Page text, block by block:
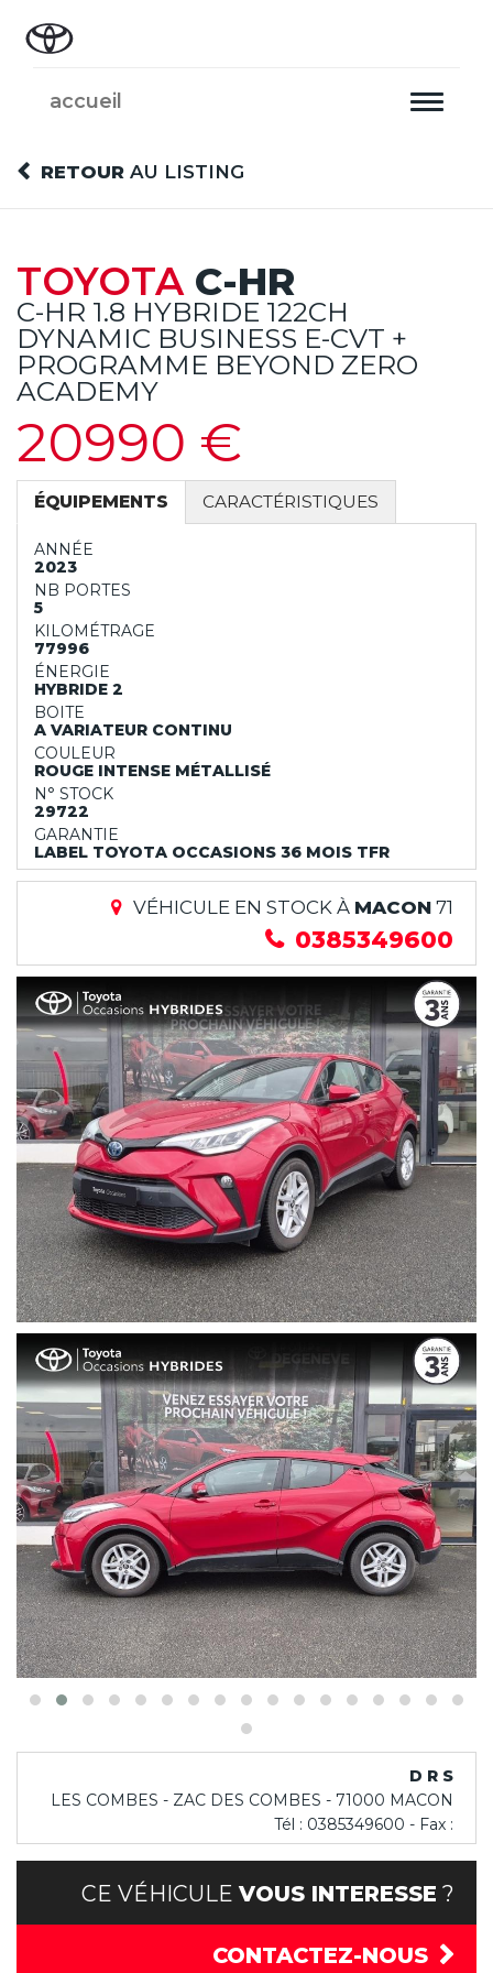
Toggle
accueil
RETOUR AU LISTING
TOYOTAC-HR
C-HR 1.8 HYBRIDE 122CH
DYNAMIC BUSINESS E-CVT +
PROGRAMME BEYOND ZERO
ACADEMY
20990 €
ÉQUIPEMENTS CARACTÉRISTIQUES
ANNÉE
2023
NB PORTES
5
KILOMÉTRAGE
77996
ÉNERGIE
HYBRIDE 2
BOITE
A VARIATEUR CONTINU
COULEUR
ROUGE INTENSE MÉTALLISÉ
N° STOCK
29722
GARANTIE
LABEL TOYOTA OCCASIONS 36 MOIS TFR
VÉHICULE EN STOCK À MACON 71
0385349600
D R S
LES COMBES - ZAC DES COMBES - 71000 MACON
Tél : 0385349600 - Fax :
CE VÉHICULE VOUS INTERESSE ?
CONTACTEZ-NOUS